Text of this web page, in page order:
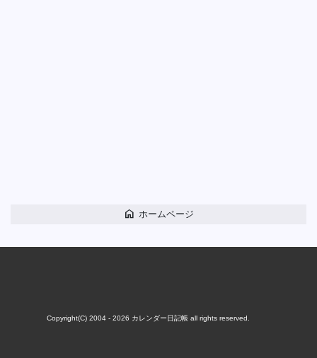
home ホームページ
Copyright(C) 2004 - 2026 カレンダー日記帳all rights reserved.